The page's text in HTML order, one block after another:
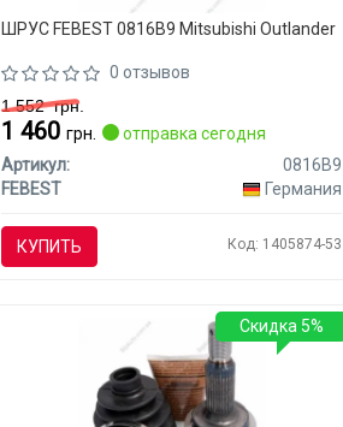
ШРУС FEBEST 0816B9 Mitsubishi Outlander
0 отзывов
1 552грн.
1 460 грн.
отправка сегодня
Артикул:
0816B9
FEBEST
Германия
КУПИТЬ Код: 1405874-53
Скидка 5%